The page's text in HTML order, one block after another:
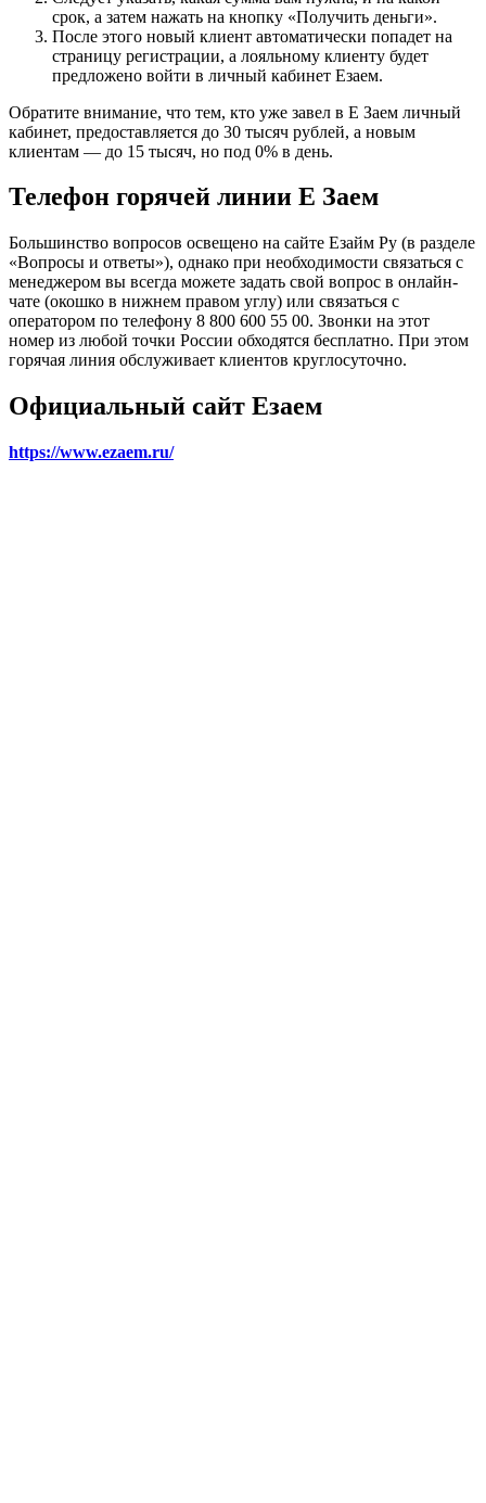
срок, а затем нажать на кнопку «Получить деньги».
После этого новый клиент автоматически попадет на
страницу регистрации, а лояльному клиенту будет
предложено войти в личный кабинет Езаем.
Обратите внимание, что тем, кто уже завел в Е Заем личный
кабинет, предоставляется до 30 тысяч рублей, а новым
клиентам — до 15 тысяч, но под 0% в день.
Телефон горячей линии Е Заем
Большинство вопросов освещено на сайте Езайм Ру (в разделе
«Вопросы и ответы»), однако при необходимости связаться с
менеджером вы всегда можете задать свой вопрос в онлайн-
чате (окошко в нижнем правом углу) или связаться с
оператором по телефону 8 800 600 55 00. Звонки на этот
номер из любой точки России обходятся бесплатно. При этом
горячая линия обслуживает клиентов круглосуточно.
Официальный сайт Езаем
https://www.ezaem.ru/